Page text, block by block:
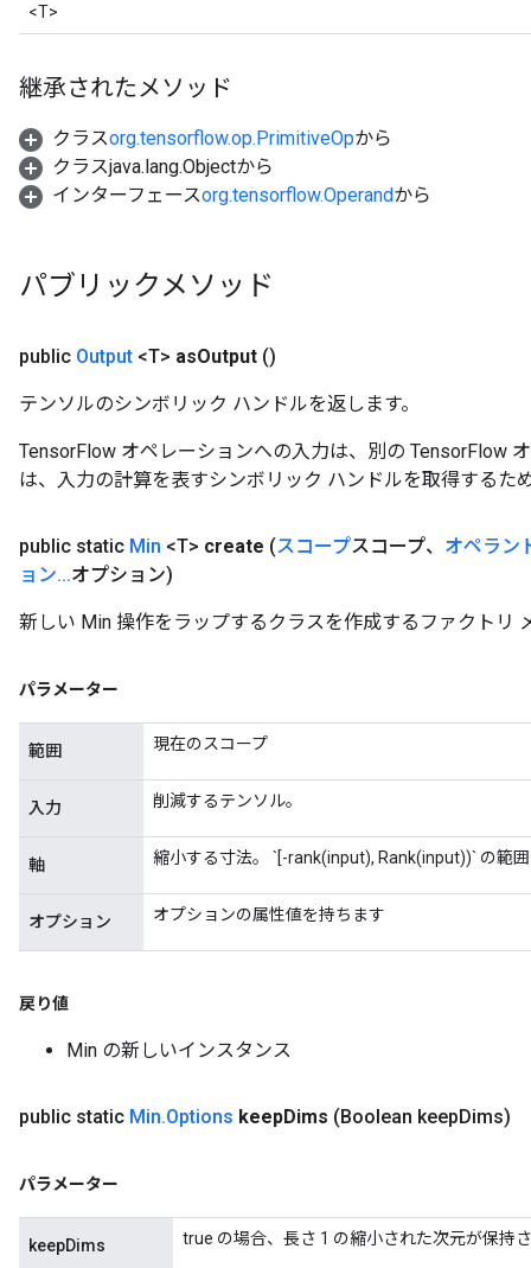
<T>
継承されたメソッド
クラスorg.tensorflow.op.PrimitiveOpから
クラスjava.lang.Objectから
インターフェースorg.tensorflow.Operandから
パブリックメソッド
public Output <T> asOutput ()
テンソルのシンボリック ハンドルを返します。
TensorFlow オペレーションへの入力は、別の TensorFlow
は、入力の計算を表すシンボリック ハンドルを取得するた
public static Min <T> create (スコープスコープ、 オペラン
ョン...オプション)
新しい Min 操作をラップするクラスを作成するファクトリ
パラメーター
範囲 現在のスコープ
入力 削減するテンソル。
軸 縮小する寸法。 `[-rank(input), Rank(input))` の範
オプション オプションの属性値を持ちます
戻り値
Min の新しいインスタンス
public static Min.Options keepDims (Boolean keepDims)
パラメーター
keepDims true の場合、長さ 1 の縮小された次元が保持